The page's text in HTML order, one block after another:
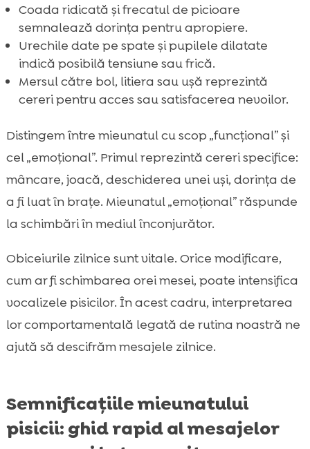
Coada ridicată și frecatul de picioare
semnalează dorința pentru apropiere.
Urechile date pe spate și pupilele dilatate
indică posibilă tensiune sau frică.
Mersul către bol, litiera sau ușă reprezintă
cereri pentru acces sau satisfacerea nevoilor.
Distingem între mieunatul cu scop „funcțional” și
cel „emoțional”. Primul reprezintă cereri specifice:
mâncare, joacă, deschiderea unei uși, dorința de
a fi luat în brațe. Mieunatul „emoțional” răspunde
la schimbări în mediul înconjurător.
Obiceiurile zilnice sunt vitale. Orice modificare,
cum ar fi schimbarea orei mesei, poate intensifica
vocalizele pisicilor. În acest cadru, interpretarea
lor comportamentală legată de rutina noastră ne
ajută să descifrăm mesajele zilnice.
Semnificațiile mieunatului
pisicii: ghid rapid al mesajelor